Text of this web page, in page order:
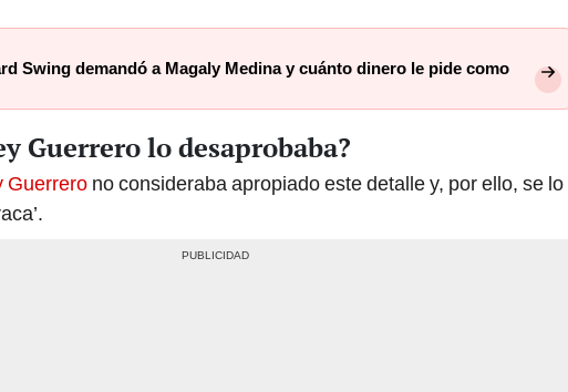
Swing demandó a Magaly Medina y cuánto dinero le pide como
Guerrero lo desaprobaba?
Guerrero no consideraba apropiado este detalle y, por ello, se lo